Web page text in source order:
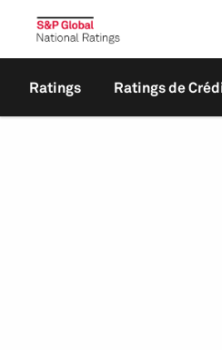
Ratings Ratings de